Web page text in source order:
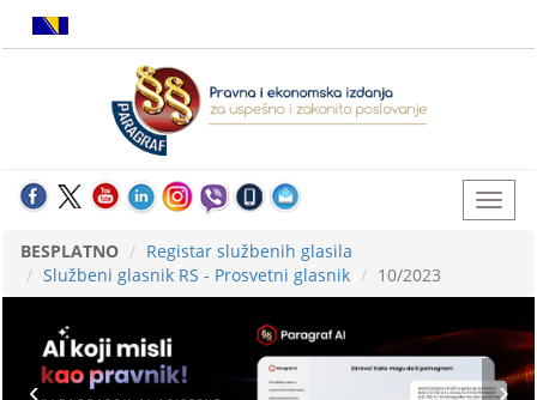
BESPLATNO
Registar službenih glasila
Službeni glasnik RS - Prosvetni glasnik
10/2023